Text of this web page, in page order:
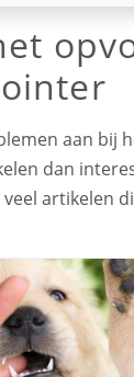
aan bij
dan
veel artikelen